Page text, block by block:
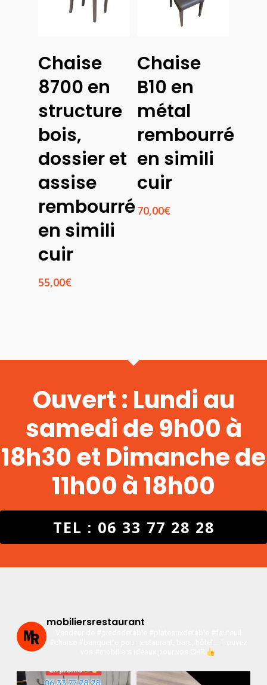
Des
Options
Chaise
8700 en
structure
bois,
dossier et
assise
rembourré
en simili
cuir
55,00€
Des
Options
Chaise
B10 en
métal
rembourré
en simili
cuir
70,00€
Ouvert : Lundi au
samedi de 9h00 à
18h30 et Dimanche de
11h00 à 18h00
TEL : 06 33 77 28 28
mobiliersrestaurant